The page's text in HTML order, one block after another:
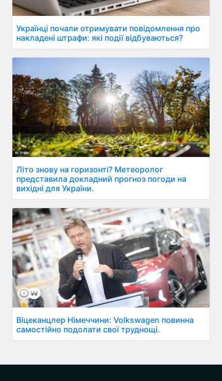
Українці почали отримувати повідомлення про
накладені штрафи: які події відбуваються?
Літо знову на горизонті? Метеоролог
представила докладний прогноз погоди на
вихідні для України.
Віцеканцлер Німеччини: Volkswagen повинна
самостійно подолати свої труднощі.